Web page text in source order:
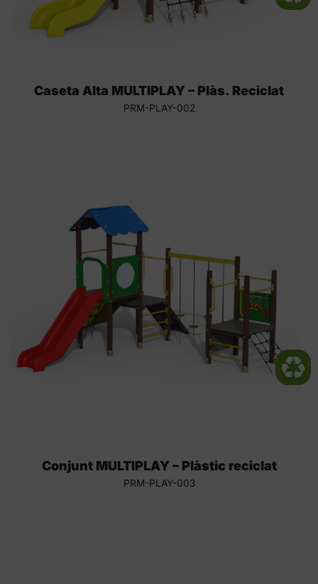
Caseta Alta MULTIPLAY – Plàs. Reciclat
PRM-PLAY-002
Conjunt MULTIPLAY – Plàstic reciclat
PRM-PLAY-003